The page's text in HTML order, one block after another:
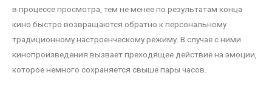
в процессе просмотра, тем не менее по результатам конца
кино быстро возвращаются обратно к персональному
традиционному настроенческому режиму. В случае с ними
кинопроизведения вызвает преходящее действие на эмоции,
которое немного сохраняется свыше пары часов.